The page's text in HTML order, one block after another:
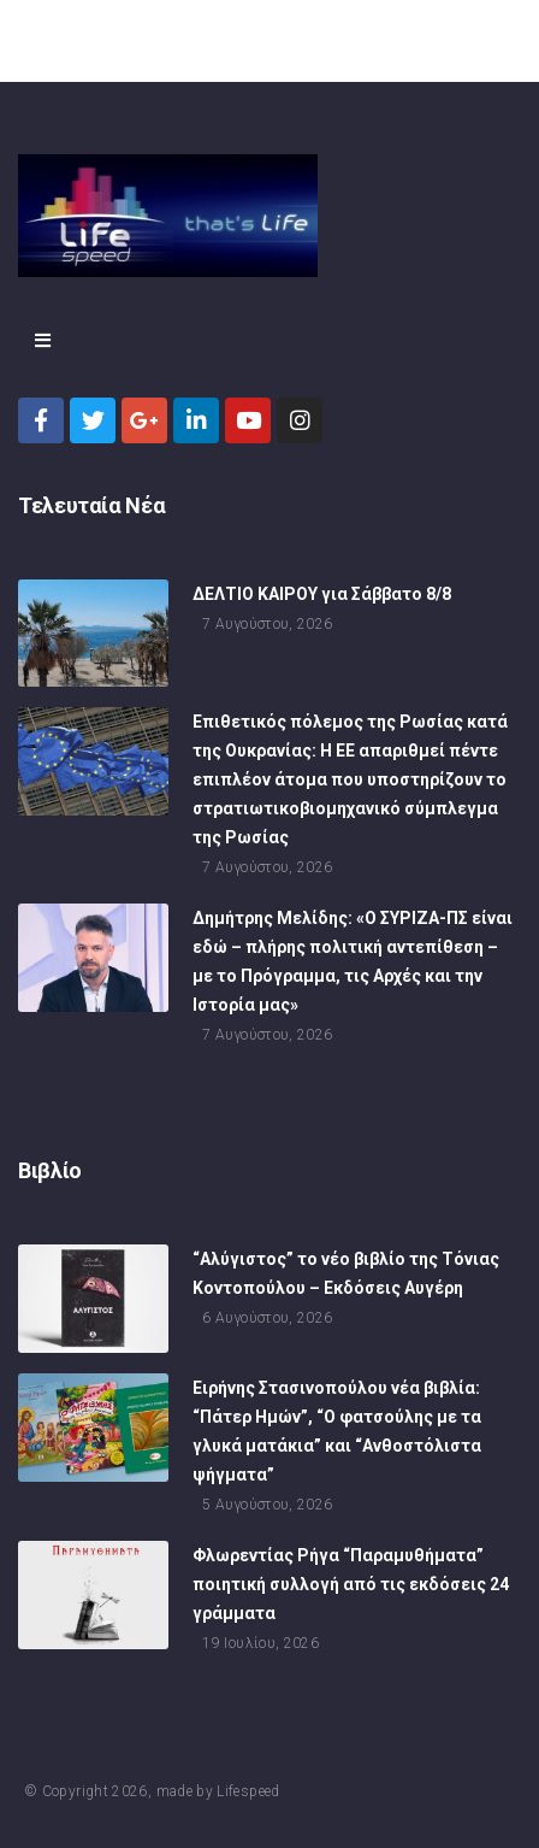
Τελευταία Νέα
ΔΕΛΤΙΟ ΚΑΙΡΟΥ για Σάββατο 8/8
7 Αυγούστου, 2026
Επιθετικός πόλεμος της Ρωσίας κατά
της Ουκρανίας: Η ΕΕ απαριθμεί πέντε
επιπλέον άτομα που υποστηρίζουν το
στρατιωτικοβιομηχανικό σύμπλεγμα
της Ρωσίας
7 Αυγούστου, 2026
Δημήτρης Μελίδης: «Ο ΣΥΡΙΖΑ-ΠΣ είναι
εδώ – πλήρης πολιτική αντεπίθεση –
με το Πρόγραμμα, τις Αρχές και την
Ιστορία μας»
7 Αυγούστου, 2026
Βιβλίο
“Αλύγιστος” το νέο βιβλίο της Τόνιας
Κοντοπούλου – Εκδόσεις Αυγέρη
6 Αυγούστου, 2026
Ειρήνης Στασινοπούλου νέα βιβλία:
“Πάτερ Ημών”, “Ο φατσούλης με τα
γλυκά ματάκια” και “Ανθοστόλιστα
ψήγματα”
5 Αυγούστου, 2026
Φλωρεντίας Ρήγα “Παραμυθήματα”
ποιητική συλλογή από τις εκδόσεις 24
γράμματα
19 Ιουλίου, 2026
© Copyright2026, made by Lifespeed